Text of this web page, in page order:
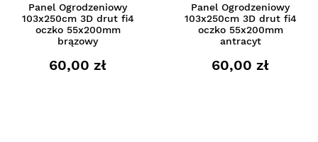
Panel Ogrodzeniowy
103x250cm 3D drut fi4
oczko 55x200mm
brązowy
60,00 zł
Panel Ogrodzeniowy
103x250cm 3D drut fi4
oczko 55x200mm
antracyt
60,00 zł